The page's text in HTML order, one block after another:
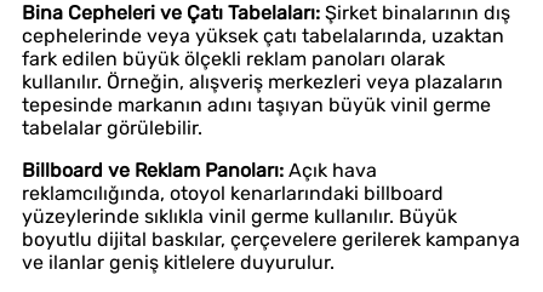
Bina Cepheleri ve Çatı Tabelaları: Şirket binalarının dış
cephelerinde veya yüksek çatı tabelalarında, uzaktan
fark edilen büyük ölçekli reklam panoları olarak
kullanılır. Örneğin, alışveriş merkezleri veya plazaların
tepesinde markanın adını taşıyan büyük vinil germe
tabelalar görülebilir.
Billboard ve Reklam Panoları: Açık hava
reklamcılığında, otoyol kenarlarındaki billboard
yüzeylerinde sıklıkla vinil germe kullanılır. Büyük
boyutlu dijital baskılar, çerçevelere gerilerek kampanya
ve ilanlar geniş kitlelere duyurulur.